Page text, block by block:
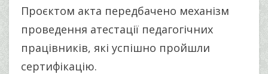
Проєктом акта передбачено механізм
проведення атестації педагогічних
працівників, які успішно пройшли
сертифікацію.